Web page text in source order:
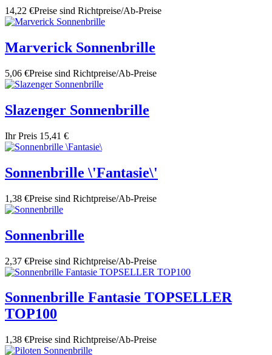
14,22 €Preise sind Richtpreise/Ab-Preise
Marverick Sonnenbrille
5,06 €Preise sind Richtpreise/Ab-Preise
Slazenger Sonnenbrille
Ihr Preis 15,41 €
Sonnenbrille \'Fantasie\'
1,38 €Preise sind Richtpreise/Ab-Preise
Sonnenbrille
2,37 €Preise sind Richtpreise/Ab-Preise
Sonnenbrille Fantasie TOPSELLER
TOP100
1,38 €Preise sind Richtpreise/Ab-Preise